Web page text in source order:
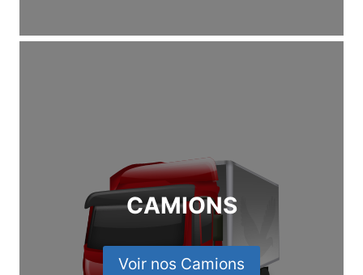
CAMIONS
Voir nos Camions